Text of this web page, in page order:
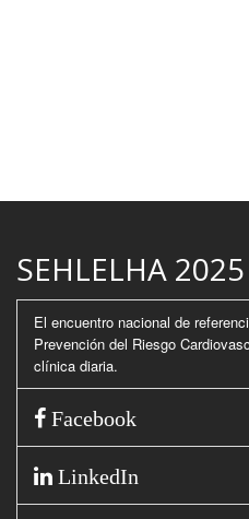
SEHLELHA 2025
El encuentro nacional de
Prevención del Riesgo
clínica diaria.
Facebook
LinkedIn